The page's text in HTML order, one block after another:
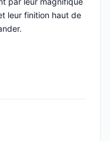
leur finition haut de